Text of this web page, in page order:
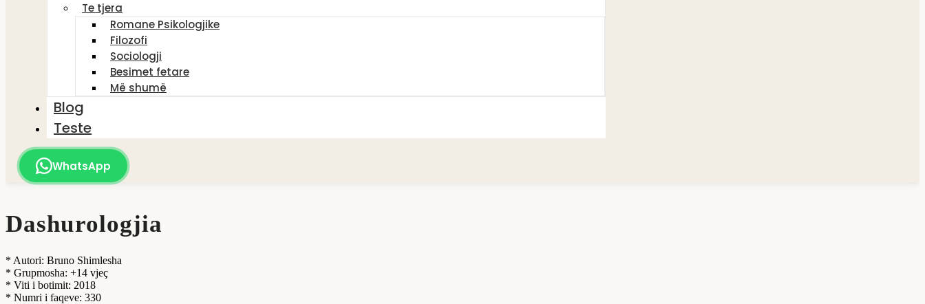
Te tjera
Romane Psikologjike
Filozofi
Sociologji
Besimet fetare
Më shumë
Blog
Teste
WhatsApp
Dashurologjia
* Autori: Bruno Shimlesha
* Grupmosha: +14 vjeç
* Viti i botimit: 2018
* Numri i faqeve: 330